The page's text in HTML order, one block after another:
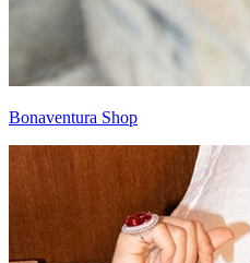
Bonaventura Shop